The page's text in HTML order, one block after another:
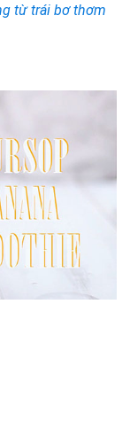
từ trái bơ thơm